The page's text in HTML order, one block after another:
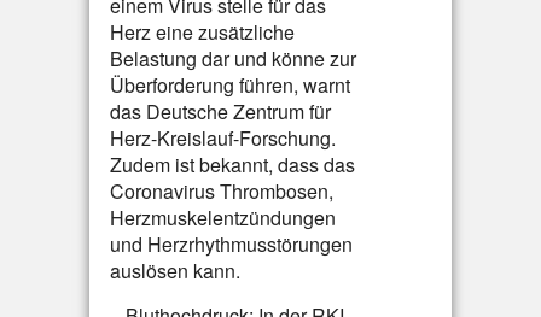
Herz eine zusätzliche
Belastung dar und könne zur
Überforderung führen, warnt
das Deutsche Zentrum für
Herz-Kreislauf-Forschung.
Zudem ist bekannt, dass das
Coronavirus Thrombosen,
Herzmuskelentzündungen
und Herzrhythmusstörungen
auslösen kann.